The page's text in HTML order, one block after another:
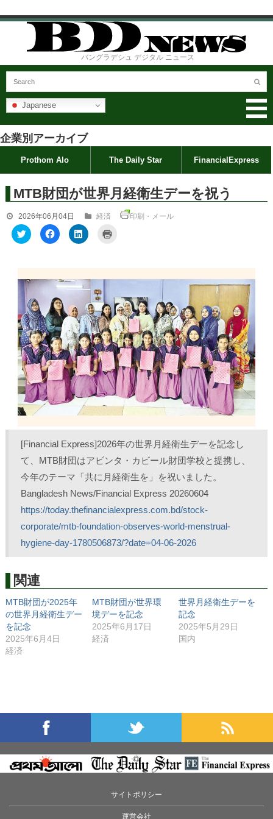
バングラデシュ デジタル ニュース
Japanese
企業別アーカイブ
Prothom Alo The Daily Star FinancialExpress
MTB財団が世界月経衛生デーを祝う
2026年06月04日 経済
印刷・メール
ク
リ
w
t
t
e
r
で
共
有
(
新
し
い
ウ
ィ
ン
ド
で
す
F
a
k
で
共
有
す
る
に
は
ク
リ
ッ
ク
し
て
く
さ
ウ
ン
ド
ウ
き
す
ク
リ
n
e
d
I
n
で
共
有
(
新
し
い
ウ
ィ
ン
ド
ウ
ま
)
新
し
い
ウ
ィ
ン
ド
ウ
で
開
き
ま
す
)
[Financial Express]2026年の世界月経衛生デーを記念し
て、MTB財団はアビンタ・カビール財団学校と提携し、
今年のテーマ「共に月経衛生を」を祝いました。
Bangladesh News/Financial Express 20260604
https://today.thefinancialexpress.com.bd/stock-
corporate/mtb-foundation-observes-world-menstrual-
hygiene-day-1780506873/?date=04-06-2026
関連
MTB財団が2025年
の世界月経衛生デー
を記念
2025年6月4日
経済
MTB財団が世界環
境デーを記念
2025年6月17日
経済
世界月経衛生デーを
記念
2025年5月29日
国内
サイトポリシー
運営会社